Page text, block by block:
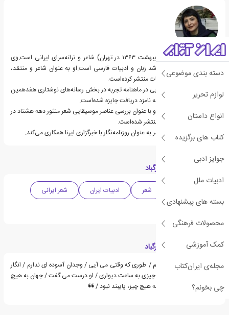
دسته بندی موضوعی
لوازم تحریر
انواع داستان
کتاب های برگزیده
جوایز ادبی
ادبیات ملل
بسته های پیشنهادی
محصولات فرهنگی
کمک آموزشی
مجله‌ی ایران‌کتاب
چی بخونم؟
سپیده نیک‌رو (متولد اردیبهشت ۱۳۶۳ در تهران) شاعر و ترانه‌سرای ایرانی است.وی
دارای مدرک کارشناسی ارشد زبان و ادبیات فارسی است.او به عنوان شاعر و منتقد،
اشعار و مقالاتی در مطبوعات منتشر کرده‌است.
برای انتشار مقالات نقد ادبی در ماهنامه تجربه در بخش رسانه‌های نوشتاری هفدهمین
دوره جشنواره کتاب و رسانه نامزد دریافت جایزه شده‌است.
بخشی از مقاله پایان‌نامه او با عنوان بررسی عناصر موسیقایی شعر منثور دهه هشتاد در
چهار بخش در مجله تزرو منتشر شده‌است.
سپیده نیک‌رو در حال حاضر به عنوان روزنامه‌نگار با خبرگزاری ایرنا همکاری می‌کند.
دسته بندی های کتاب رگباد
شعر ادبیات ایران
شعر ایرانی
شعر نو
قسمت هایی از کتاب رگباد
به نبودنت خو می گیرم / طوری که وقتی می آیی / وجدان آسوده ای ندارم / انگار
چیزی به بالشم بدهکارم / چیزی به ساعت دیواری / او درست می گفت / جهان به هیچ
چیز / تو به هیچ چیز / او به هیچ چیز، پایبند نبود /